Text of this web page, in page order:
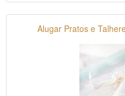
Alugar Pratos e